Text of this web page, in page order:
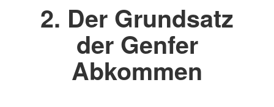
2. Der Grundsatz
der Genfer
Abkommen